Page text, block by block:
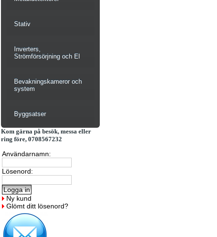
Stativ
Inverters,
Strömförsörjning och El
Bevakningskameror och
system
Byggsatser
Kom gärna på besök, messa eller
ring före, 0708567232
Användarnamn:
Lösenord:
Ny kund
Glömt ditt lösenord?